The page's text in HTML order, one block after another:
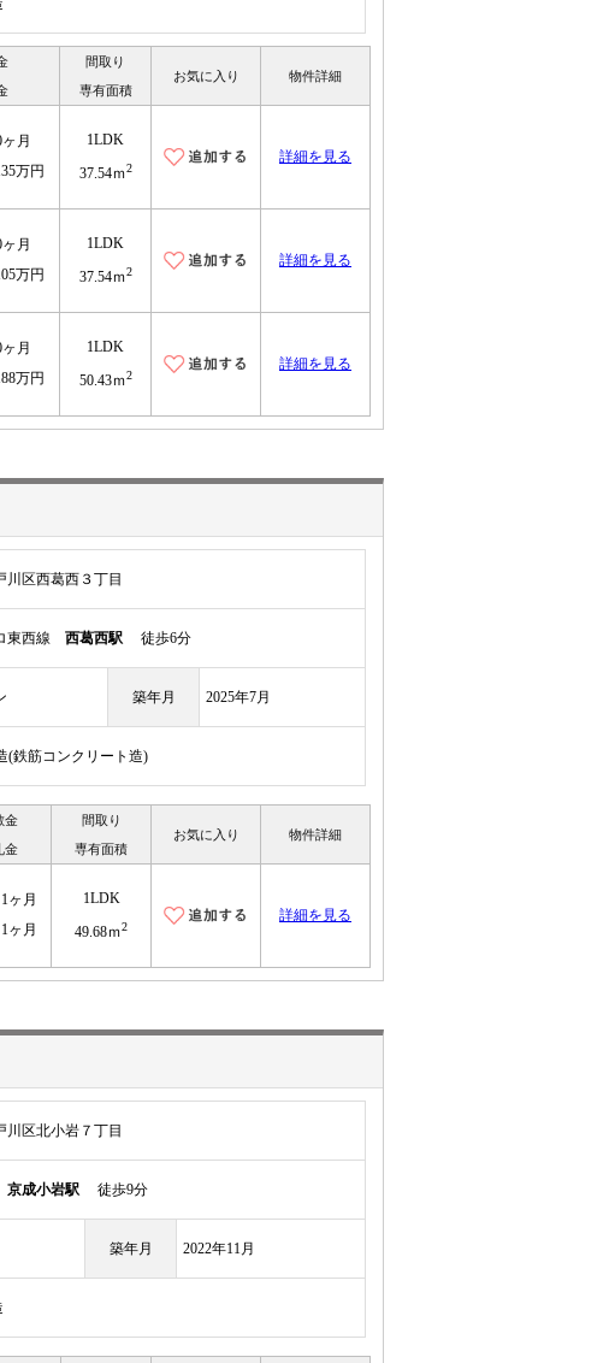
間取り
専有面積
お気に入り 物件詳細
月
万円
1LDK
37.54ｍ2
詳細を見る
月
万円
1LDK
37.54ｍ2
詳細を見る
月
万円
1LDK
50.43ｍ2
詳細を見る
川区西葛西３丁目
東西線 西葛西駅 徒歩6分
築年月 2025年7月
(鉄筋コンクリート造)
金
金
間取り
専有面積
お気に入り 物件詳細
1ヶ月
1ヶ月
1LDK
49.68ｍ2
詳細を見る
川区北小岩７丁目
京成小岩駅 徒歩9分
築年月 2022年11月